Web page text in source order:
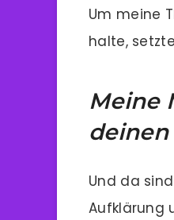
Um meine
halte,
Meine
Und da
Aufklärung